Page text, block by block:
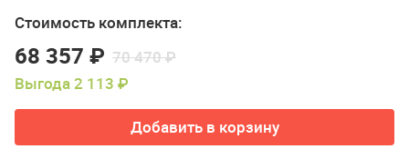
Стоимость комплекта:
68 357 ₽ 70 470 ₽
Выгода 2 113 ₽
Добавить в корзину